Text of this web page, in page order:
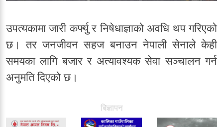
उपत्यकामा जारी कर्फ्यु र निषेधाज्ञाको अवधि थप गरिएको
छ। तर जनजीवन सहज बनाउन नेपाली सेनाले केही
समयका लागि बजार र अत्यावश्यक सेवा सञ्चालन गर्न
अनुमति दिएको छ।
बिज्ञापन